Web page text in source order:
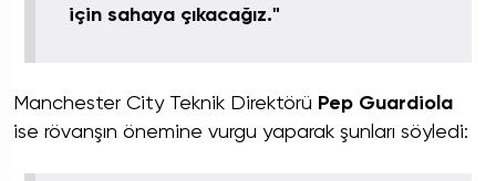
için sahaya çıkacağız."
Manchester City Teknik Direktörü Pep Guardiola
ise rövanşın önemine vurgu yaparak şunları söyledi: